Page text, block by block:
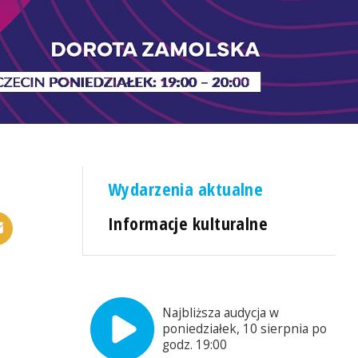
Wydarzenia aktualne
Informacje kulturalne
Najbliższa audycja w
poniedziałek, 10 sierpnia po
godz. 19:00